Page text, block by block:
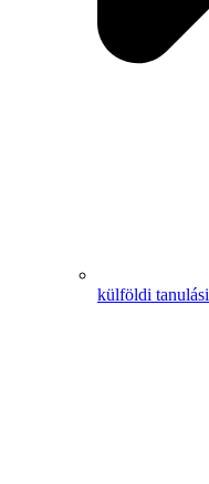
külföldi tanulási